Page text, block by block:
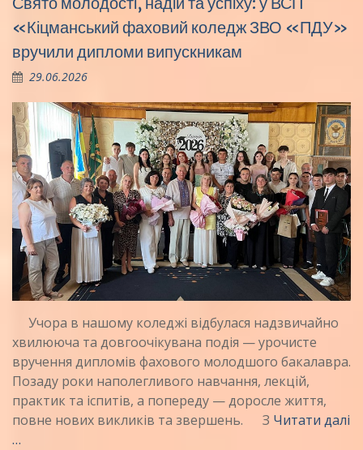
«Кіцманський фаховий коледж ЗВО «ПДУ»
вручили дипломи випускникам
29.06.2026
Учора в нашому коледжі відбулася надзвичайно
хвилююча та довгоочікувана подія — урочисте
вручення дипломів фахового молодшого бакалавра.
Позаду роки наполегливого навчання, лекцій,
практик та іспитів, а попереду — доросле життя,
повне нових викликів та звершень. З Читати далі
…